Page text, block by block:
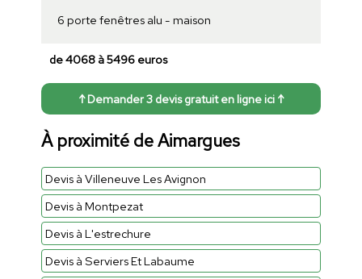
6 porte fenêtres alu - maison
de 4068 à 5496 euros
↑ Demander 3 devis gratuit en ligne ici ↑
À proximité de Aimargues
Devis à Villeneuve Les Avignon
Devis à Montpezat
Devis à L'estrechure
Devis à Serviers Et Labaume